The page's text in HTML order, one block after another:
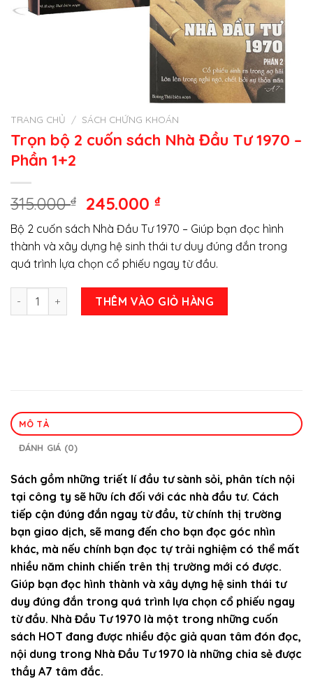
TRANG CHỦ / SÁCH CHỨNG KHOÁN
Trọn bộ 2 cuốn sách Nhà Đầu Tư 1970 –
Phần 1+2
315.000₫
Giá
gốc
là:
315.000 ₫.
245.000₫Giá
hiện
tại
là:
245.000 ₫.
Bộ 2 cuốn sách Nhà Đầu Tư 1970 – Giúp bạn đọc hình
thành và xây dựng hệ sinh thái tư duy đúng đắn trong
quá trình lựa chọn cổ phiếu ngay từ đầu.
Trọn bộ 2 cuốn sách Nhà Đầu Tư 1970 – Phần 1+2 số lượng
THÊM VÀO GIỎ HÀNG
MÔ TẢ
ĐÁNH GIÁ (0)
Sách gồm những triết lí đầu tư sành sỏi, phân tích nội
tại công ty sẽ hữu ích đối với các nhà đầu tư. Cách
tiếp cận đúng đắn ngay từ đầu, từ chính thị trường
bạn giao dịch, sẽ mang đến cho bạn đọc góc nhìn
khác, mà nếu chính bạn đọc tự trải nghiệm có thể mất
nhiều năm chinh chiến trên thị trường mới có được.
Giúp bạn đọc hình thành và xây dựng hệ sinh thái tư
duy đúng đắn trong quá trình lựa chọn cổ phiếu ngay
từ đầu. Nhà Đầu Tư 1970 là một trong những cuốn
sách HOT đang được nhiều độc giả quan tâm đón đọc,
nội dung trong Nhà Đầu Tư 1970 là những chia sẻ được
thầy A7 tâm đắc.